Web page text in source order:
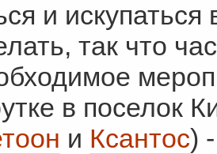
и
так что
в поселок
и Ксантос)